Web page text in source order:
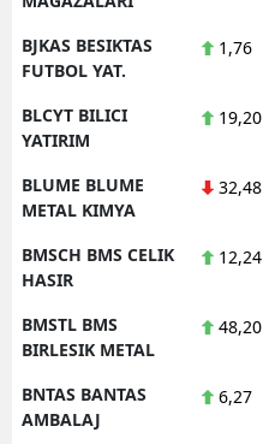
BJKAS BESIKTAS
FUTBOL YAT.
1,76
BLCYT BILICI
YATIRIM
19,20
BLUME BLUME
METAL KIMYA
32,48
BMSCH BMS CELIK
HASIR
12,24
BMSTL BMS
BIRLESIK METAL
48,20
BNTAS BANTAS
AMBALAJ
6,27